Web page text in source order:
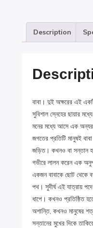
Description
বাবা। দুই অক্ষরের এই
সুবিশাল স্নেহের ছায়ার
মনের মধ্যে আসে এক
জগতের প্রতিটি মানুষই
জড়িত। কখনও বা সন্তান
গভীরে লালন করেন এক
একজন বাবাকে ছোট থেকে
পথ। সুদীর্ঘ এই যাত্রায়
ধাপে। কখনও প্রতিষ্ঠিত
অশান্তি, কখনও মানুষের
সন্তানের মুখের দিকে